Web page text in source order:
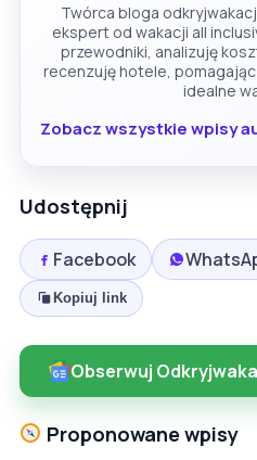
Twórca bloga
ekspert od wakacji all
przewodniki, analizuję
recenzuję hotele,
idealne
Zobacz wszystkie wpisy
Udostępnij
Facebook
Kopiuj link
Obserwuj
Proponowane wpisy